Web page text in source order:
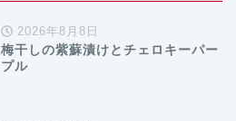
2026年8月8日
梅干しの紫蘇漬けとチェロキーパー
プル